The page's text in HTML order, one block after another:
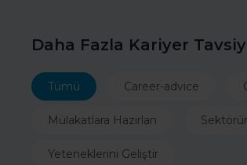
Daha Fazla Kariyer
Tümü Career-advice
Mülakatlara Hazırlan
Yeteneklerini Geliştir